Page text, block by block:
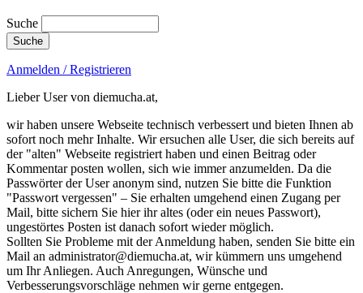
Suche
Anmelden / Registrieren
Lieber User von diemucha.at,
wir haben unsere Webseite technisch verbessert und bieten Ihnen ab
sofort noch mehr Inhalte. Wir ersuchen alle User, die sich bereits auf
der "alten" Webseite registriert haben und einen Beitrag oder
Kommentar posten wollen, sich wie immer anzumelden. Da die
Passwörter der User anonym sind, nutzen Sie bitte die Funktion
"Passwort vergessen" – Sie erhalten umgehend einen Zugang per
Mail, bitte sichern Sie hier ihr altes (oder ein neues Passwort),
ungestörtes Posten ist danach sofort wieder möglich.
Sollten Sie Probleme mit der Anmeldung haben, senden Sie bitte ein
Mail an administrator@diemucha.at, wir kümmern uns umgehend
um Ihr Anliegen. Auch Anregungen, Wünsche und
Verbesserungsvorschläge nehmen wir gerne entgegen.